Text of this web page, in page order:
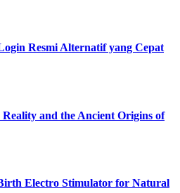
Resmi Alternatif yang Cepat
and the Ancient Origins of
Electro Stimulator for Natural